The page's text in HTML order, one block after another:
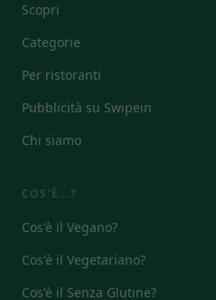
Scopri
Categorie
Per ristoranti
Pubblicità su Swipein
Chi siamo
COS'È...?
Cos'è il Vegano?
Cos'è il Vegetariano?
Cos'è il Senza Glutine?